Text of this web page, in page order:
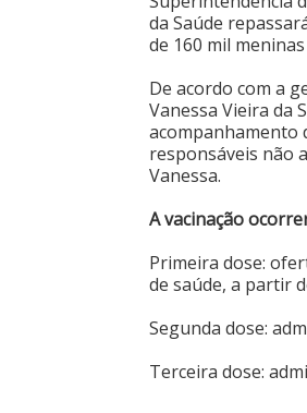
da Saúde
de 160 mil
De acordo com a
Vanessa Vieira da
acompanhamento
responsáveis não
Vanessa.
A vacinação
Primeira dose:
de saúde, a partir
Segunda dose:
Terceira dose: